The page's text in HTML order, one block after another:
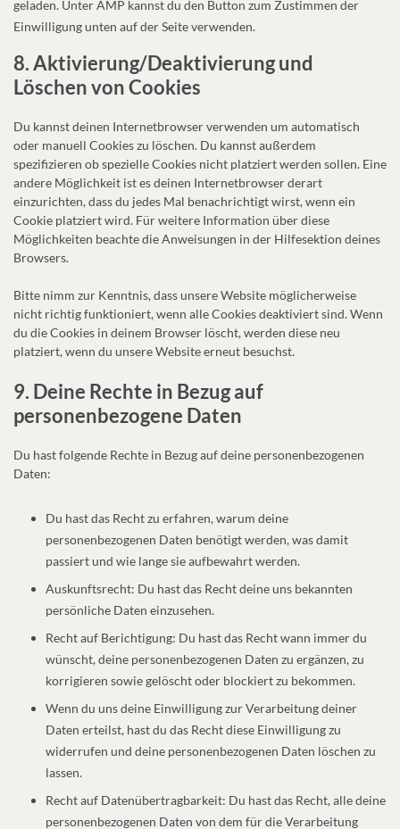
geladen. Unter AMP kannst du den Button zum Zustimmen der
Einwilligung unten auf der Seite verwenden.
8. Aktivierung/Deaktivierung und
Löschen von Cookies
Du kannst deinen Internetbrowser verwenden um automatisch
oder manuell Cookies zu löschen. Du kannst außerdem
spezifizieren ob spezielle Cookies nicht platziert werden sollen. Eine
andere Möglichkeit ist es deinen Internetbrowser derart
einzurichten, dass du jedes Mal benachrichtigt wirst, wenn ein
Cookie platziert wird. Für weitere Information über diese
Möglichkeiten beachte die Anweisungen in der Hilfesektion deines
Browsers.
Bitte nimm zur Kenntnis, dass unsere Website möglicherweise
nicht richtig funktioniert, wenn alle Cookies deaktiviert sind. Wenn
du die Cookies in deinem Browser löscht, werden diese neu
platziert, wenn du unsere Website erneut besuchst.
9. Deine Rechte in Bezug auf
personenbezogene Daten
Du hast folgende Rechte in Bezug auf deine personenbezogenen
Daten:
Du hast das Recht zu erfahren, warum deine
personenbezogenen Daten benötigt werden, was damit
passiert und wie lange sie aufbewahrt werden.
Auskunftsrecht: Du hast das Recht deine uns bekannten
persönliche Daten einzusehen.
Recht auf Berichtigung: Du hast das Recht wann immer du
wünscht, deine personenbezogenen Daten zu ergänzen, zu
korrigieren sowie gelöscht oder blockiert zu bekommen.
Wenn du uns deine Einwilligung zur Verarbeitung deiner
Daten erteilst, hast du das Recht diese Einwilligung zu
widerrufen und deine personenbezogenen Daten löschen zu
lassen.
Recht auf Datenübertragbarkeit: Du hast das Recht, alle deine
personenbezogenen Daten von dem für die Verarbeitung